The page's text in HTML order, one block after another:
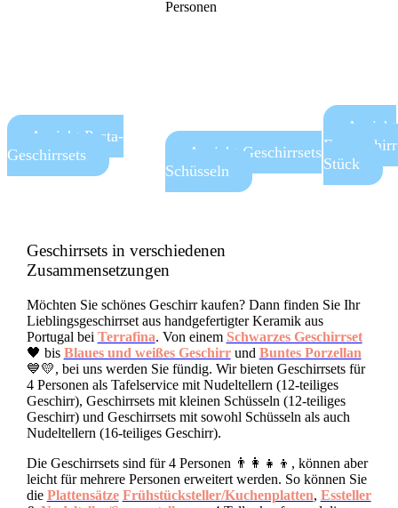
Ansicht Pasta-
Geschirrsets
Ansicht Geschirrsets
Schüsseln
Ansicht
Stück
Geschirrsets in verschiedenen
Zusammensetzungen
Möchten Sie schönes Geschirr kaufen? Dann finden Sie Ihr
Lieblingsgeschirrset aus handgefertigter Keramik aus
Portugal bei Terrafina. Von einem Schwarzes Geschirrset
🖤 bis Blaues und weißes Geschirrund Buntes Porzellan
💙💛, bei uns werden Sie fündig. Wir bieten Geschirrsets für
4 Personen als Tafelservice mit Nudeltellern (12-teiliges
Geschirr), Geschirrsets mit kleinen Schüsseln (12-teiliges
Geschirr) und Geschirrsets mit sowohl Schüsseln als auch
Nudeltellern (16-teiliges Geschirr).
Die Geschirrsets sind für 4 Personen 👨‍👩‍👧‍👦, können aber
leicht für mehrere Personen erweitert werden. So können Sie
die Plattensätze Frühstücksteller/Kuchenplatten, Essteller